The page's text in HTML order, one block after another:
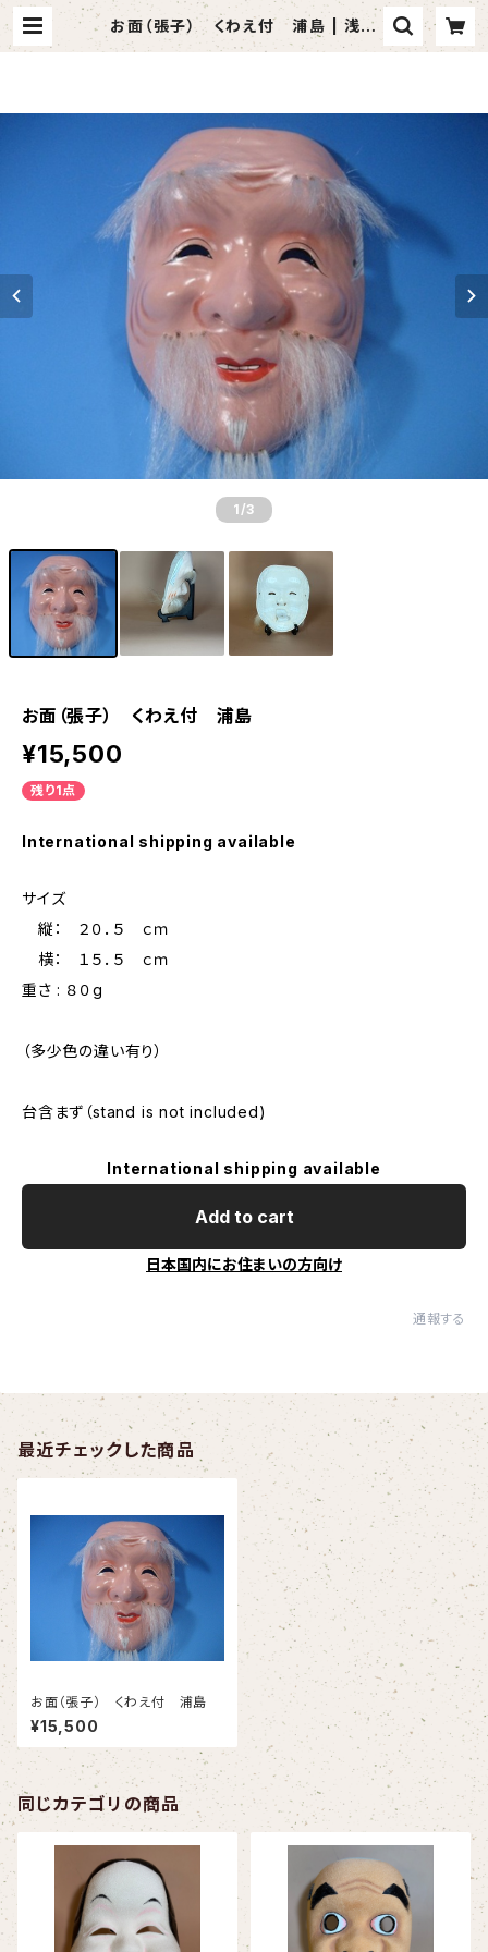
お面（張子） くわえ付 浦島 | 浅草
仲見世 模擬刀・踊り小道具の小山商
1 /3
お面（張子） くわえ付 浦島
¥15,500
残り1点
International shipping available
サイズ
縦： ２０．５ ｃｍ
横： １５．５ ｃｍ
重さ : ８０g
（多少色の違い有り）
台含まず（stand is not included)
International shipping available
Add to cart
日本国内にお住まいの方向け
通報する
最近チェックした商品
お面（張子） くわえ付 浦島
¥15,500
同じカテゴリの商品